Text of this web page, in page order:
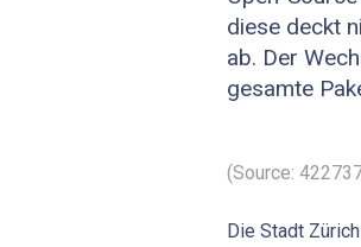
diese deckt
ab. Der
gesamte
(Source:
Die Stadt